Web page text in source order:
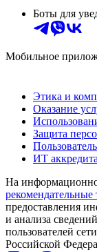
Боты для
Мобильное
Этика и
Оказание
Защита
ИТ
На
рекомендательные
предоставления
и анализа
пользователей
Российской